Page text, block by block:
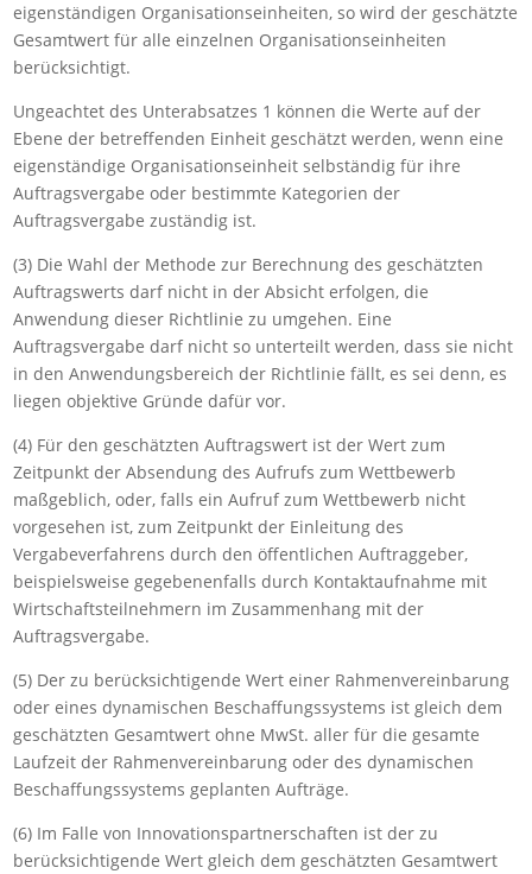
eigenständigen Organisationseinheiten, so wird der geschätzte
Gesamtwert für alle einzelnen Organisationseinheiten
berücksichtigt.
Ungeachtet des Unterabsatzes 1 können die Werte auf der
Ebene der betreffenden Einheit geschätzt werden, wenn eine
eigenständige Organisationseinheit selbständig für ihre
Auftragsvergabe oder bestimmte Kategorien der
Auftragsvergabe zuständig ist.
(3) Die Wahl der Methode zur Berechnung des geschätzten
Auftragswerts darf nicht in der Absicht erfolgen, die
Anwendung dieser Richtlinie zu umgehen. Eine
Auftragsvergabe darf nicht so unterteilt werden, dass sie nicht
in den Anwendungsbereich der Richtlinie fällt, es sei denn, es
liegen objektive Gründe dafür vor.
(4) Für den geschätzten Auftragswert ist der Wert zum
Zeitpunkt der Absendung des Aufrufs zum Wettbewerb
maßgeblich, oder, falls ein Aufruf zum Wettbewerb nicht
vorgesehen ist, zum Zeitpunkt der Einleitung des
Vergabeverfahrens durch den öffentlichen Auftraggeber,
beispielsweise gegebenenfalls durch Kontaktaufnahme mit
Wirtschaftsteilnehmern im Zusammenhang mit der
Auftragsvergabe.
(5) Der zu berücksichtigende Wert einer Rahmenvereinbarung
oder eines dynamischen Beschaffungssystems ist gleich dem
geschätzten Gesamtwert ohne MwSt. aller für die gesamte
Laufzeit der Rahmenvereinbarung oder des dynamischen
Beschaffungssystems geplanten Aufträge.
(6) Im Falle von Innovationspartnerschaften ist der zu
berücksichtigende Wert gleich dem geschätzten Gesamtwert